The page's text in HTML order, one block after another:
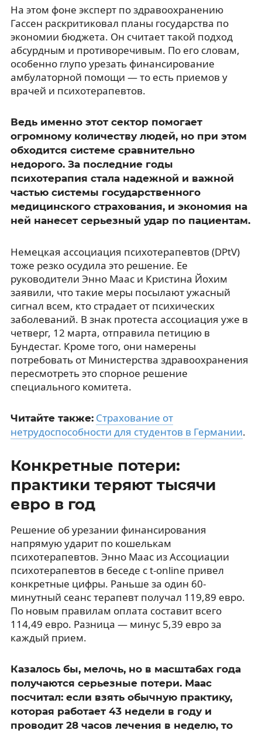
На этом фоне эксперт по здравоохранению
Гассен раскритиковал планы государства по
экономии бюджета. Он считает такой подход
абсурдным и противоречивым. По его словам,
особенно глупо урезать финансирование
амбулаторной помощи — то есть приемов у
врачей и психотерапевтов.
Ведь именно этот сектор помогает
огромному количеству людей, но при этом
обходится системе сравнительно
недорого. За последние годы
психотерапия стала надежной и важной
частью системы государственного
медицинского страхования, и экономия на
ней нанесет серьезный удар по пациентам.
Немецкая ассоциация психотерапевтов (DPtV)
тоже резко осудила это решение. Ее
руководители Энно Маас и Кристина Йохим
заявили, что такие меры посылают ужасный
сигнал всем, кто страдает от психических
заболеваний. В знак протеста ассоциация уже в
четверг, 12 марта, отправила петицию в
Бундестаг. Кроме того, они намерены
потребовать от Министерства здравоохранения
пересмотреть это спорное решение
специального комитета.
Читайте также: Страхование от
нетрудоспособности для студентов в Германии.
Конкретные потери:
практики теряют тысячи
евро в год
Решение об урезании финансирования
напрямую ударит по кошелькам
психотерапевтов. Энно Маас из Ассоциации
психотерапевтов в беседе с t-online привел
конкретные цифры. Раньше за один 60-
минутный сеанс терапевт получал 119,89 евро.
По новым правилам оплата составит всего
114,49 евро. Разница — минус 5,39 евро за
каждый прием.
Казалось бы, мелочь, но в масштабах года
получаются серьезные потери. Маас
посчитал: если взять обычную практику,
которая работает 43 недели в году и
проводит 28 часов лечения в неделю, то